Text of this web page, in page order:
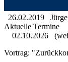
26.02.2019
Aktuelle Termine
02.10.2026
Vortrag: